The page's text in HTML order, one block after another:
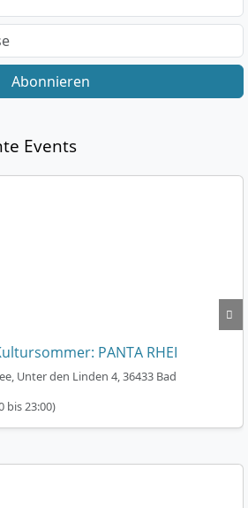
Abonnieren
Events
PANTA RHEI
Unter den Linden 4, 36433 Bad
bis 23:00)